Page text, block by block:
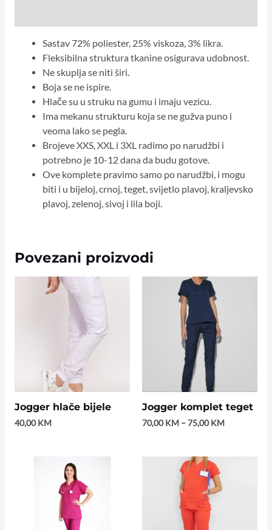
Sastav 72% poliester, 25% viskoza, 3% likra.
Fleksibilna struktura tkanine osigurava udobnost.
Ne skuplja se niti širi.
Boja se ne ispire.
Hlače su u struku na gumu i imaju vezicu.
Ima mekanu strukturu koja se ne gužva puno i
veoma lako se pegla.
Brojeve XXS, XXL i 3XL radimo po narudžbi i
potrebno je 10-12 dana da budu gotove.
Ove komplete pravimo samo po narudžbi, i mogu
biti i u bijeloj, crnoj, teget, svijetlo plavoj, kraljevsko
plavoj, zelenoj, sivoj i lila boji.
Povezani proizvodi
Jogger hlače bijele
40,00KM
Jogger komplet teget
70,00KM –75,00KM